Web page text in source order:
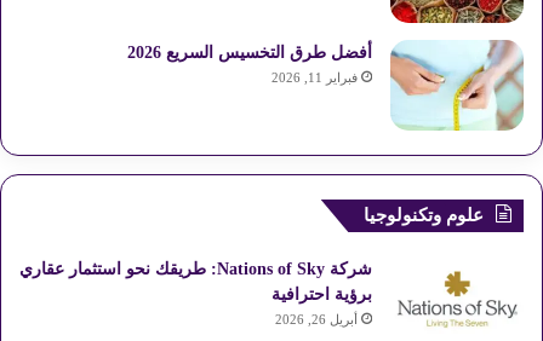
أفضل طرق التخسيس السريع 2026
فبراير 11, 2026
علوم وتكنولوجيا
شركة Nations of Sky: طريقك نحو استثمار عقاري
برؤية احترافية
أبريل 26, 2026